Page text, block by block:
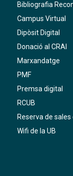
Bibliografia
Campus Virtual
Dipòsit Digital
Donació al CRAI
Marxandatge
PMF
Premsa digital
RCUB
Reserva de sales
Wifi de la UB